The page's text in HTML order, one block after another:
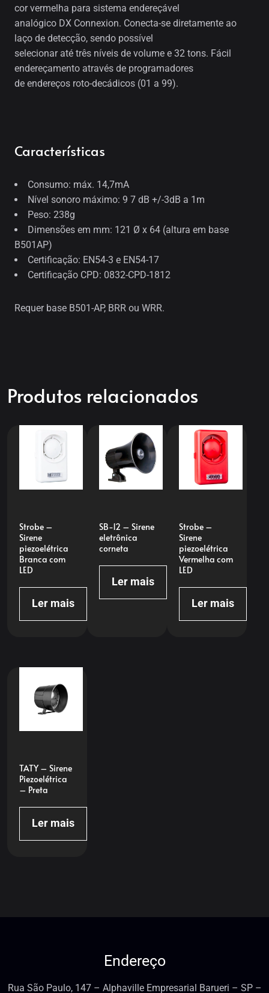
cor vermelha para sistema endereçável
analógico DX Connexion. Conecta-se diretamente ao
laço de detecção, sendo possível
selecionar até três níveis de volume e 32 tons. Fácil
endereçamento através de programadores
de endereços roto-decádicos (01 a 99).
Características
Consumo: máx. 14,7mA
Nível sonoro máximo: 9 7 dB +/-3dB a 1m
Peso: 238g
Dimensões em mm: 121 Ø x 64 (altura em base
B501AP)
Certificação: EN54-3 e EN54-17
Certificação CPD: 0832-CPD-1812
Requer base B501-AP, BRR ou WRR.
Produtos relacionados
Strobe –
Sirene
piezoelétrica
Branca com
LED
Ler mais
SB-12 – Sirene
eletrônica
corneta
Ler mais
Strobe –
Sirene
piezoelétrica
Vermelha com
LED
Ler mais
TATY – Sirene
Piezoelétrica
– Preta
Ler mais
Endereço
Rua São Paulo, 147 – Alphaville Empresarial Barueri – SP –